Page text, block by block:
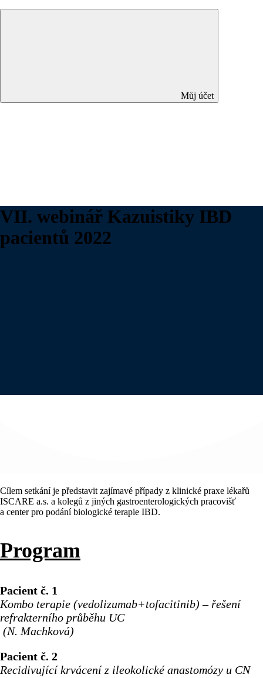
Můj účet
VII. webinář Kazuistiky IBD
pacientů 2022
Cílem setkání je představit zajímavé případy z klinické praxe lékařů
ISCARE a.s. a kolegů z jiných gastroenterologických pracovišť
a center pro podání biologické terapie IBD.
Program
Pacient č. 1
Kombo terapie (vedolizumab+tofacitinib) – řešení
refrakterního průběhu UC
(N. Machková)
Pacient č. 2
Recidivující krvácení z ileokolické anastomózy u CN